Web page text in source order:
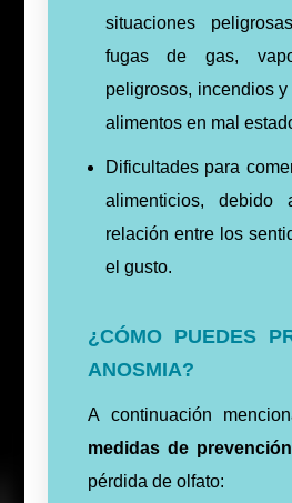
situaciones
fugas de gas,
peligrosos, incendios
alimentos en mal
Dificultades para
alimenticios, debido
relación entre los
el gusto.
¿CÓMO PUEDES
ANOSMIA?
A continuación
medidas de prevención
pérdida de olfato: